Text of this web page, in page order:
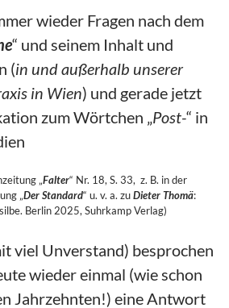
wieder Fragen nach dem
“ und seinem Inhalt und
(in und außerhalb unserer
in Wien) und gerade jetzt
zum Wörtchen „Post-“ in
„Falter“ Nr. 18, S. 33, z. B. in der
„Der Standard“ u. v. a. zuDieter Thomä:
Berlin 2025, Suhrkamp Verlag)
viel Unverstand) besprochen
wieder einmal (wie schon
Jahrzehnten!) eine Antwort